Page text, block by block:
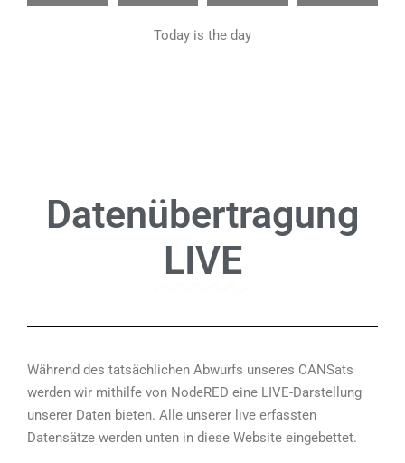
Today is the day
Datenübertragung
LIVE
Während des tatsächlichen Abwurfs unseres CANSats
werden wir mithilfe von NodeRED eine LIVE-Darstellung
unserer Daten bieten. Alle unserer live erfassten
Datensätze werden unten in diese Website eingebettet.